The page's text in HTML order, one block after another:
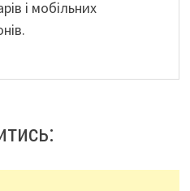
і мобільних